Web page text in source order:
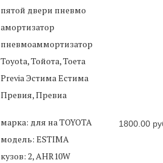
пятой двери пневмо
амортизатор
пневмоаммортизатор
Toyota, Тойота, Тоета
Previa Эстима Естима
Превия, Превиа
марка: для на TOYOTA
модель: ESTIMA
кузов: 2, AHR10W
1800.00